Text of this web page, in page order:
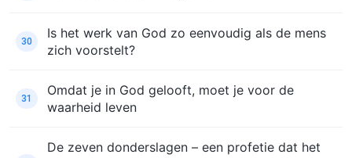
30
Is het werk van God zo eenvoudig als de mens
zich voorstelt?
31
Omdat je in God gelooft, moet je voor de
waarheid leven
De zeven donderslagen – een profetie dat het